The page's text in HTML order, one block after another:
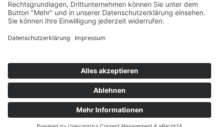
© 2026 by SVG Service und Vertrieb Süd GmbH
Unser Impressum